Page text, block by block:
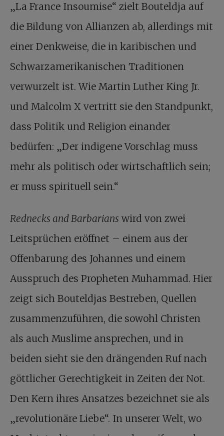
„La France Insoumise“ zielt Bouteldja auf
die Bildung von Allianzen ab, allerdings mit
einer Denkweise, die in karibischen und
Schwarzamerikanischen Traditionen
verwurzelt ist. Wie Martin Luther King Jr.
und Malcolm X vertritt sie den Standpunkt,
dass Politik und Religion einander
bedürfen: „Der indigene Vorschlag muss
mehr als politisch oder wirtschaftlich sein;
er muss spirituell sein.“
Rednecks and Barbarians wird von zwei
Leitsprüchen eröffnet – einem aus der
Offenbarung des Johannes und einem
Ausspruch des Propheten Muhammad. Hier
zeigt sich Bouteldjas Bestreben, Quellen
zusammenzuführen, die sowohl Christen
als auch Muslime ansprechen, und in
beiden sieht sie den drängenden Ruf nach
göttlicher Gerechtigkeit in Zeiten der Not.
Den Kern ihres Ansatzes bezeichnet sie als
„revolutionäre Liebe“. In unserer Welt, wo